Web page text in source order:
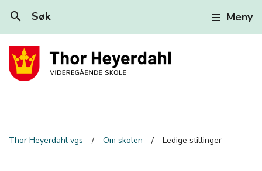
search Søk Meny
Thor Heyerdahl vgs Om skolen Ledige stillinger